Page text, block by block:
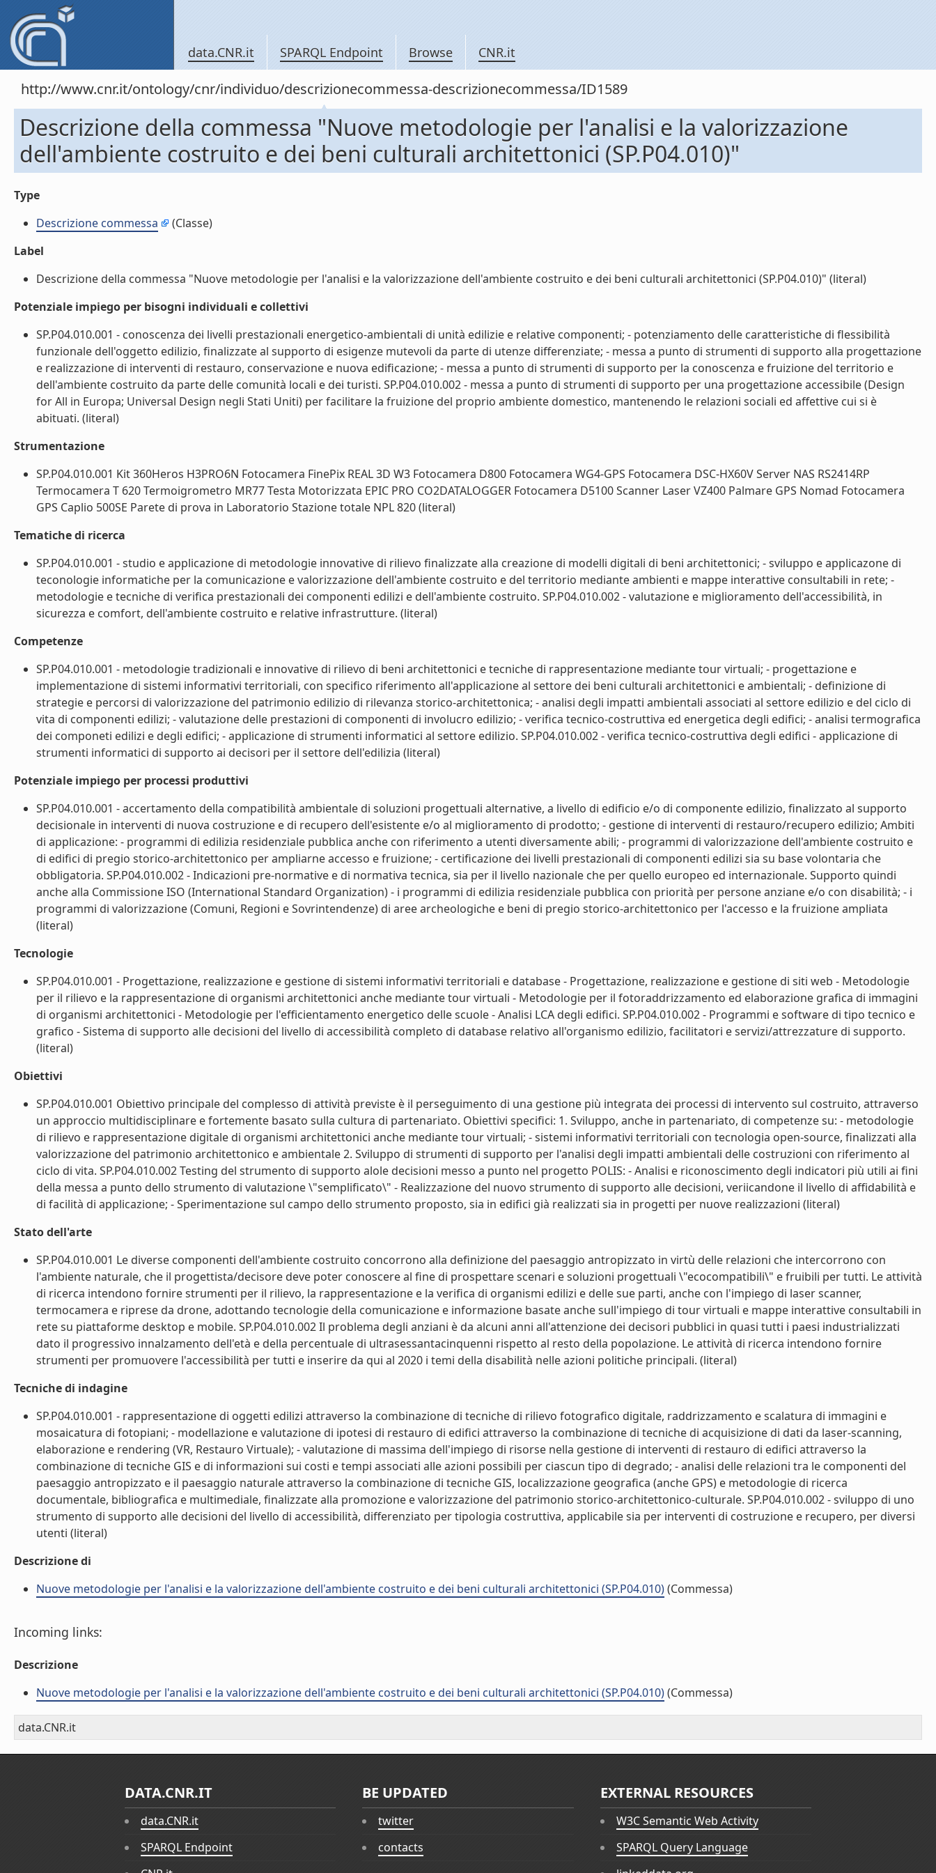
data.CNR.it SPARQL Endpoint Browse CNR.it
http://www.cnr.it/ontology/cnr/individuo/descrizionecommessa-descrizionecommessa/ID1589
Descrizione della commessa "Nuove metodologie per l'analisi e la valorizzazione
dell'ambiente costruito e dei beni culturali architettonici (SP.P04.010)"
Type
Descrizione commessa
(Classe)
Label
Descrizione della commessa "Nuove metodologie per l'analisi e la valorizzazione dell'ambiente costruito e dei beni culturali architettonici (SP.P04.010)" (literal)
Potenziale impiego per bisogni individuali e collettivi
SP.P04.010.001 - conoscenza dei livelli prestazionali energetico-ambientali di unità edilizie e relative componenti; - potenziamento delle caratteristiche di flessibilità
funzionale dell'oggetto edilizio, finalizzate al supporto di esigenze mutevoli da parte di utenze differenziate; - messa a punto di strumenti di supporto alla progettazione
e realizzazione di interventi di restauro, conservazione e nuova edificazione; - messa a punto di strumenti di supporto per la conoscenza e fruizione del territorio e
dell'ambiente costruito da parte delle comunità locali e dei turisti. SP.P04.010.002 - messa a punto di strumenti di supporto per una progettazione accessibile (Design
for All in Europa; Universal Design negli Stati Uniti) per facilitare la fruizione del proprio ambiente domestico, mantenendo le relazioni sociali ed affettive cui si è
abituati. (literal)
Strumentazione
SP.P04.010.001 Kit 360Heros H3PRO6N Fotocamera FinePix REAL 3D W3 Fotocamera D800 Fotocamera WG4-GPS Fotocamera DSC-HX60V Server NAS RS2414RP
Termocamera T 620 Termoigrometro MR77 Testa Motorizzata EPIC PRO CO2DATALOGGER Fotocamera D5100 Scanner Laser VZ400 Palmare GPS Nomad Fotocamera
GPS Caplio 500SE Parete di prova in Laboratorio Stazione totale NPL 820 (literal)
Tematiche di ricerca
SP.P04.010.001 - studio e applicazione di metodologie innovative di rilievo finalizzate alla creazione di modelli digitali di beni architettonici; - sviluppo e applicazone di
teconologie informatiche per la comunicazione e valorizzazione dell'ambiente costruito e del territorio mediante ambienti e mappe interattive consultabili in rete; -
metodologie e tecniche di verifica prestazionali dei componenti edilizi e dell'ambiente costruito. SP.P04.010.002 - valutazione e miglioramento dell'accessibilità, in
sicurezza e comfort, dell'ambiente costruito e relative infrastrutture. (literal)
Competenze
SP.P04.010.001 - metodologie tradizionali e innovative di rilievo di beni architettonici e tecniche di rappresentazione mediante tour virtuali; - progettazione e
implementazione di sistemi informativi territoriali, con specifico riferimento all'applicazione al settore dei beni culturali architettonici e ambientali; - definizione di
strategie e percorsi di valorizzazione del patrimonio edilizio di rilevanza storico-architettonica; - analisi degli impatti ambientali associati al settore edilizio e del ciclo di
vita di componenti edilizi; - valutazione delle prestazioni di componenti di involucro edilizio; - verifica tecnico-costruttiva ed energetica degli edifici; - analisi termografica
dei componeti edilizi e degli edifici; - applicazione di strumenti informatici al settore edilizio. SP.P04.010.002 - verifica tecnico-costruttiva degli edifici - applicazione di
strumenti informatici di supporto ai decisori per il settore dell'edilizia (literal)
Potenziale impiego per processi produttivi
SP.P04.010.001 - accertamento della compatibilità ambientale di soluzioni progettuali alternative, a livello di edificio e/o di componente edilizio, finalizzato al supporto
decisionale in interventi di nuova costruzione e di recupero dell'esistente e/o al miglioramento di prodotto; - gestione di interventi di restauro/recupero edilizio; Ambiti
di applicazione: - programmi di edilizia residenziale pubblica anche con riferimento a utenti diversamente abili; - programmi di valorizzazione dell'ambiente costruito e
di edifici di pregio storico-architettonico per ampliarne accesso e fruizione; - certificazione dei livelli prestazionali di componenti edilizi sia su base volontaria che
obbligatoria. SP.P04.010.002 - Indicazioni pre-normative e di normativa tecnica, sia per il livello nazionale che per quello europeo ed internazionale. Supporto quindi
anche alla Commissione ISO (International Standard Organization) - i programmi di edilizia residenziale pubblica con priorità per persone anziane e/o con disabilità; - i
programmi di valorizzazione (Comuni, Regioni e Sovrintendenze) di aree archeologiche e beni di pregio storico-architettonico per l'accesso e la fruizione ampliata
(literal)
Tecnologie
SP.P04.010.001 - Progettazione, realizzazione e gestione di sistemi informativi territoriali e database - Progettazione, realizzazione e gestione di siti web - Metodologie
per il rilievo e la rappresentazione di organismi architettonici anche mediante tour virtuali - Metodologie per il fotoraddrizzamento ed elaborazione grafica di immagini
di organismi architettonici - Metodologie per l'efficientamento energetico delle scuole - Analisi LCA degli edifici. SP.P04.010.002 - Programmi e software di tipo tecnico e
grafico - Sistema di supporto alle decisioni del livello di accessibilità completo di database relativo all'organismo edilizio, facilitatori e servizi/attrezzature di supporto.
(literal)
Obiettivi
SP.P04.010.001 Obiettivo principale del complesso di attività previste è il perseguimento di una gestione più integrata dei processi di intervento sul costruito, attraverso
un approccio multidisciplinare e fortemente basato sulla cultura di partenariato. Obiettivi specifici: 1. Sviluppo, anche in partenariato, di competenze su: - metodologie
di rilievo e rappresentazione digitale di organismi architettonici anche mediante tour virtuali; - sistemi informativi territoriali con tecnologia open-source, finalizzati alla
valorizzazione del patrimonio architettonico e ambientale 2. Sviluppo di strumenti di supporto per l'analisi degli impatti ambientali delle costruzioni con riferimento al
ciclo di vita. SP.P04.010.002 Testing del strumento di supporto alole decisioni messo a punto nel progetto POLIS: - Analisi e riconoscimento degli indicatori più utili ai fini
della messa a punto dello strumento di valutazione \"semplificato\" - Realizzazione del nuovo strumento di supporto alle decisioni, veriicandone il livello di affidabilità e
di facilità di applicazione; - Sperimentazione sul campo dello strumento proposto, sia in edifici già realizzati sia in progetti per nuove realizzazioni (literal)
Stato dell'arte
SP.P04.010.001 Le diverse componenti dell'ambiente costruito concorrono alla definizione del paesaggio antropizzato in virtù delle relazioni che intercorrono con
l'ambiente naturale, che il progettista/decisore deve poter conoscere al fine di prospettare scenari e soluzioni progettuali \"ecocompatibili\" e fruibili per tutti. Le attività
di ricerca intendono fornire strumenti per il rilievo, la rappresentazione e la verifica di organismi edilizi e delle sue parti, anche con l'impiego di laser scanner,
termocamera e riprese da drone, adottando tecnologie della comunicazione e informazione basate anche sull'impiego di tour virtuali e mappe interattive consultabili in
rete su piattaforme desktop e mobile. SP.P04.010.002 Il problema degli anziani è da alcuni anni all'attenzione dei decisori pubblici in quasi tutti i paesi industrializzati
dato il progressivo innalzamento dell'età e della percentuale di ultrasessantacinquenni rispetto al resto della popolazione. Le attività di ricerca intendono fornire
strumenti per promuovere l'accessibilità per tutti e inserire da qui al 2020 i temi della disabilità nelle azioni politiche principali. (literal)
Tecniche di indagine
SP.P04.010.001 - rappresentazione di oggetti edilizi attraverso la combinazione di tecniche di rilievo fotografico digitale, raddrizzamento e scalatura di immagini e
mosaicatura di fotopiani; - modellazione e valutazione di ipotesi di restauro di edifici attraverso la combinazione di tecniche di acquisizione di dati da laser-scanning,
elaborazione e rendering (VR, Restauro Virtuale); - valutazione di massima dell'impiego di risorse nella gestione di interventi di restauro di edifici attraverso la
combinazione di tecniche GIS e di informazioni sui costi e tempi associati alle azioni possibili per ciascun tipo di degrado; - analisi delle relazioni tra le componenti del
paesaggio antropizzato e il paesaggio naturale attraverso la combinazione di tecniche GIS, localizzazione geografica (anche GPS) e metodologie di ricerca
documentale, bibliografica e multimediale, finalizzate alla promozione e valorizzazione del patrimonio storico-architettonico-culturale. SP.P04.010.002 - sviluppo di uno
strumento di supporto alle decisioni del livello di accessibilità, differenziato per tipologia costruttiva, applicabile sia per interventi di costruzione e recupero, per diversi
utenti (literal)
Descrizione di
Nuove metodologie per l'analisi e la valorizzazione dell'ambiente costruito e dei beni culturali architettonici (SP.P04.010)(Commessa)
Incoming links:
Descrizione
Nuove metodologie per l'analisi e la valorizzazione dell'ambiente costruito e dei beni culturali architettonici (SP.P04.010)(Commessa)
data.CNR.it
DATA.CNR.IT
data.CNR.it
SPARQL Endpoint
BE UPDATED
twitter
contacts
EXTERNAL RESOURCES
W3C Semantic Web Activity
SPARQL Query Language